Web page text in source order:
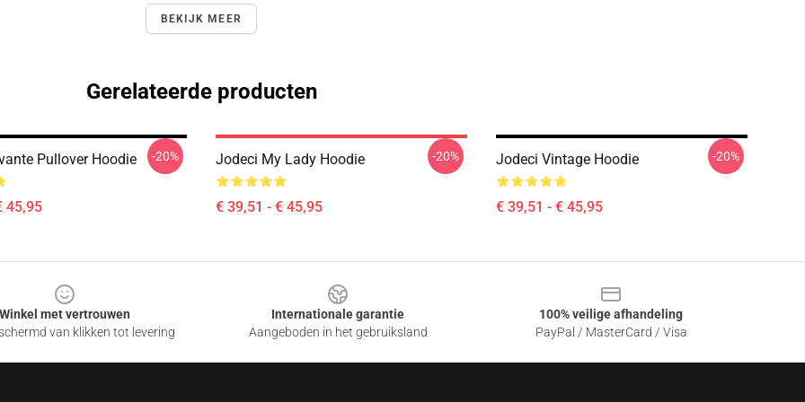
BEKIJK MEER
Gerelateerde producten
Pullover Hoodie
45,95
-20% Jodeci My Lady Hoodie
€ 39,51 - € 45,95
-20% Jodeci Vintage Hoodie
€ 39,51 - € 45,95
-20%
Winkel met vertrouwen
van klikken tot levering
Internationale garantie
Aangeboden in het gebruiksland
100% veilige afhandeling
PayPal / MasterCard / Visa